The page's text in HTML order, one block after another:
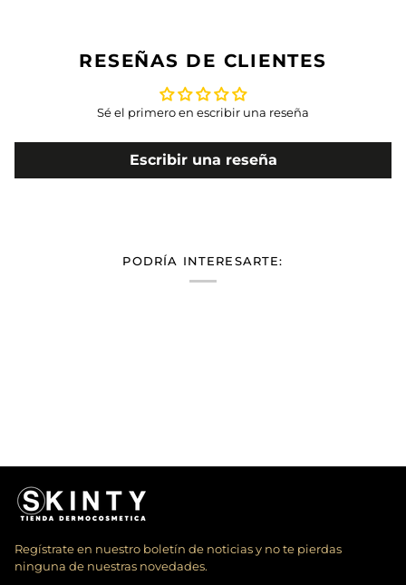
RESEÑAS DE CLIENTES
Sé el primero en escribir una reseña
Escribir una reseña
PODRÍA INTERESARTE:
Regístrate en nuestro boletín de noticias y no te pierdas
ninguna de nuestras novedades.